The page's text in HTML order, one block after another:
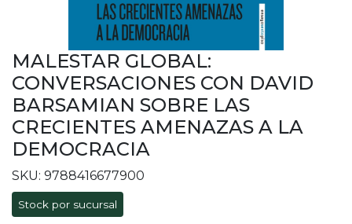
MALESTAR GLOBAL:
CONVERSACIONES CON DAVID
BARSAMIAN SOBRE LAS
CRECIENTES AMENAZAS A LA
DEMOCRACIA
SKU: 9788416677900
Stock por sucursal